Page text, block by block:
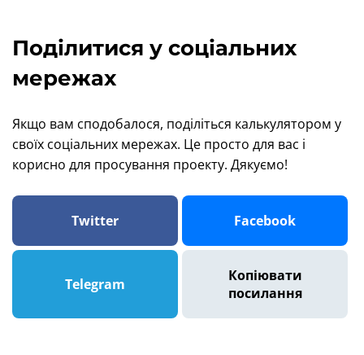
Поділитися у соціальних
мережах
Якщо вам сподобалося, поділіться калькулятором у
своїх соціальних мережах. Це просто для вас і
корисно для просування проекту. Дякуємо!
Twitter Facebook
Telegram
Копіювати
посилання